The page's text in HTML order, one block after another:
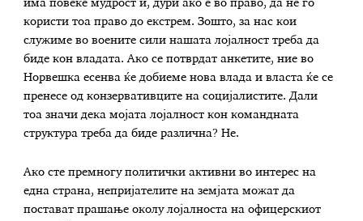
има повеќе мудрост и, дури ако е во право, да не го
користи тоа право до екстрем. Зошто, за нас кои
служиме во воените сили нашата лојалност треба да
биде кон владата. Ако се потврдат анкетите, ние во
Норвешка есенва ќе добиеме нова влада и власта ќе се
пренесе од конзервативците на социјалистите. Дали
тоа значи дека мојата лојалност кон командната
структура треба да биде различна? Не.
Ако сте премногу политички активни во интерес на
една страна, непријателите на земјата можат да
постават прашање околу лојалноста на офицерскиот